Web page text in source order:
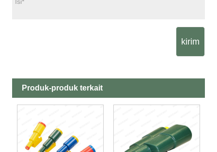
kirim
Produk-produk terkait